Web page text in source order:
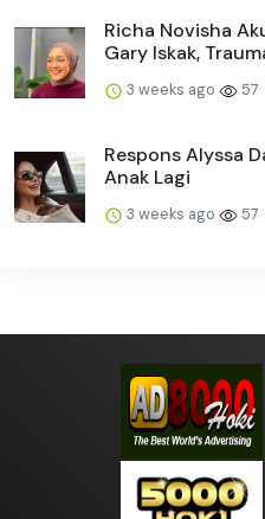
Richa Novisha
Gary Iskak,
3 weeks ago 57
Respons Alyssa
Anak Lagi
3 weeks ago 57